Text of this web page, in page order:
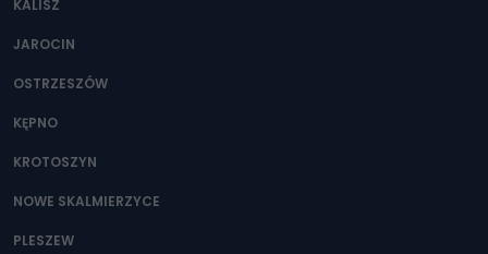
Można to zrobić pod numerem telefonu 62 735-51-05 lub
KALISZ
JAROCIN
OSTRZESZÓW
KĘPNO
KROTOSZYN
NOWE SKALMIERZYCE
PLESZEW